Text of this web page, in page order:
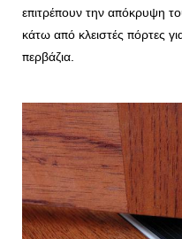
επιτρέπουν την απόκρυψη
κάτω από κλειστές πόρτες
περβάζια.